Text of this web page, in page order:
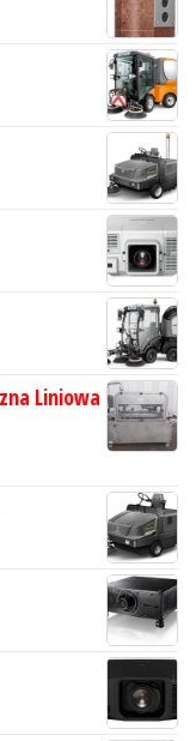
Liniowa